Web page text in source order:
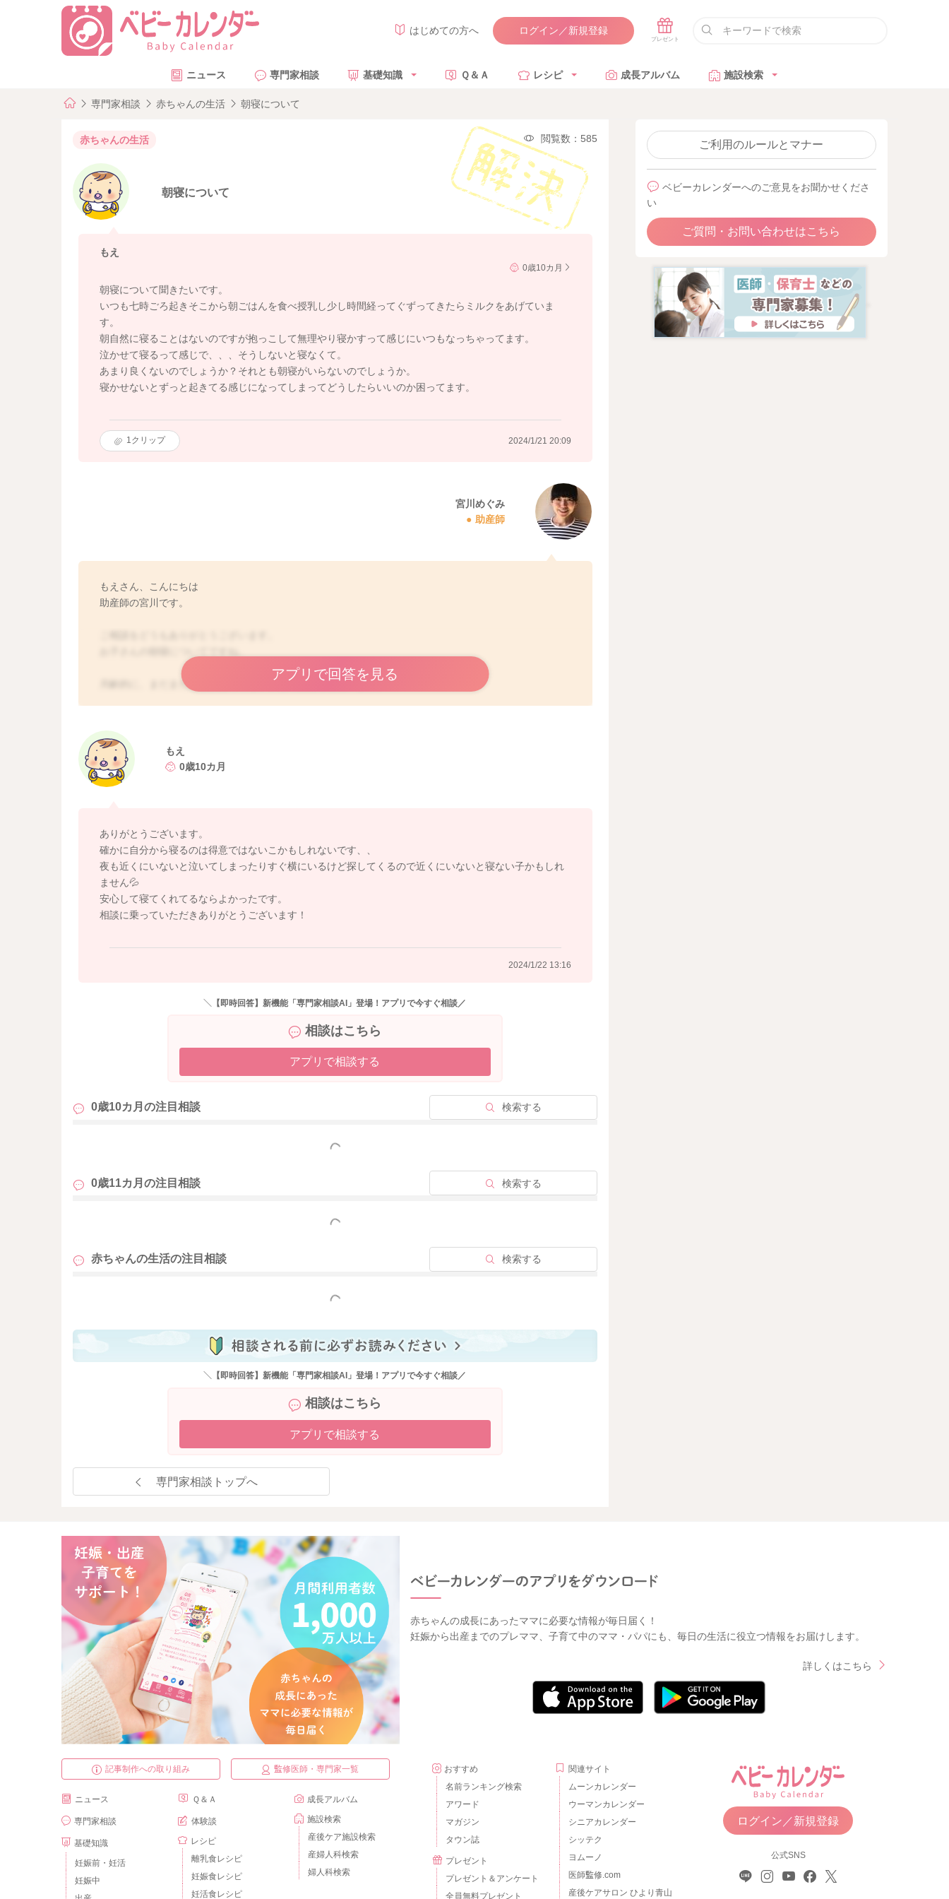
はじめての方へ ログイン／新規登録
ニュース 専門家相談 基礎知識 Ｑ＆Ａ レシピ 成長アルバム 施設検索
専門家相談 赤ちゃんの生活 朝寝について
赤ちゃんの生活 閲覧数：585
朝寝について
もえ
0歳10カ月
朝寝について聞きたいです。
いつも七時ごろ起きそこから朝ごはんを食べ授乳し少し時間経ってぐずってきたらミルクをあげていま
す。
朝自然に寝ることはないのですが抱っこして無理やり寝かすって感じにいつもなっちゃってます。
泣かせて寝るって感じで、、、そうしないと寝なくて。
あまり良くないのでしょうか？それとも朝寝がいらないのでしょうか。
寝かせないとずっと起きてる感じになってしまってどうしたらいいのか困ってます。
1クリップ 2024/1/21 20:09
宮川めぐみ
助産師
もえさん、こんにちは
助産師の宮川です。
月齢的に、まだまだ朝寝があってもいい頃ではあると思います。
泣かせているというよりも、お子さんが眠たくなって泣き出しているということでもないのかなと思いま
した。
また眠たいけど、うまく寝付けないことで泣き出すこともあると思います。
抱っこをしてもらって、安心感を感じられて眠れているということなので、とてもいいのではないかなと
引き続きそのように寝かしつけをして、寝かせてあげてもらうといいと思いますよ。
どうぞよろしくお願いします。
アプリで回答を見る
もえ
0歳10カ月
ありがとうございます。
確かに自分から寝るのは得意ではないこかもしれないです、、
夜も近くにいないと泣いてしまったりすぐ横にいるけど探してくるので近くにいないと寝ない子かもしれ
ません💦
安心して寝てくれてるならよかったです。
相談に乗っていただきありがとうございます！
2024/1/22 13:16
＼【即時回答】新機能「専門家相談AI」登場！アプリで今すぐ相談／
相談はこちら
アプリで相談する
0歳10カ月の注目相談 検索する
もっと見る
0歳11カ月の注目相談 検索する
もっと見る
赤ちゃんの生活の注目相談 検索する
もっと見る
＼【即時回答】新機能「専門家相談AI」登場！アプリで今すぐ相談／
相談はこちら
アプリで相談する
専門家相談トップへ
ご利用のルールとマナー
ベビーカレンダーへのご意見をお聞かせくださ
い
ご質問・お問い合わせはこちら
赤ちゃんの成長にあったママに必要な情報が毎日届く！
妊娠から出産までのプレママ、子育て中のママ・パパにも、毎日の生活に役立つ情報をお届けします。
詳しくはこちら
記事制作への取り組み 監修医師・専門家一覧
ニュース
専門家相談
基礎知識
妊娠前・妊活
妊娠中
Ｑ＆Ａ
体験談
レシピ
離乳食レシピ
妊娠食レシピ
妊活食レシピ
成長アルバム
施設検索
産後ケア施設検索
産婦人科検索
婦人科検索
おすすめ
名前ランキング検索
アワード
マガジン
タウン誌
プレゼント
プレゼント＆アンケート
全員無料プレゼント
関連サイト
ムーンカレンダー
ウーマンカレンダー
シニアカレンダー
シッテク
ヨムーノ
医師監修.com
産後ケアサロン ひより青山
ログイン／新規登録
公式SNS